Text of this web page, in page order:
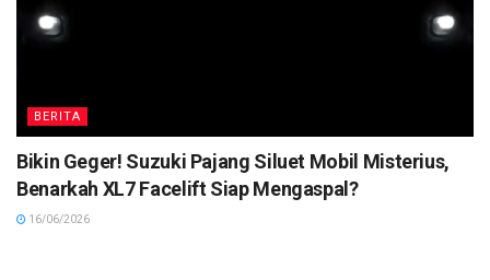
BERITA
Bikin Geger! Suzuki Pajang Siluet Mobil Misterius,
Benarkah XL7 Facelift Siap Mengaspal?
16/06/2026